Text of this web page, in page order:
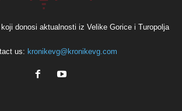
donosi aktualnosti iz Velike Gorice i Turopolja
us: kronikevg@kronikevg.com